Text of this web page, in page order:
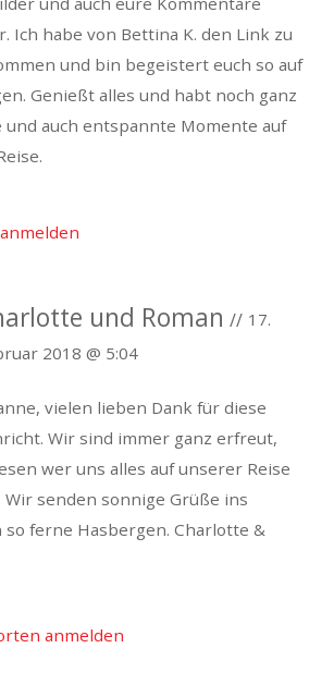
Ich habe von Bettina K. den Link zu
und bin begeistert euch so auf
Genießt alles und habt noch ganz
und auch entspannte Momente auf
und Roman
17.
2018 @ 5:04
vielen lieben Dank für diese
Wir sind immer ganz erfreut,
wer uns alles auf unserer Reise
Wir senden sonnige Grüße ins
so ferne Hasbergen. Charlotte &
anmelden